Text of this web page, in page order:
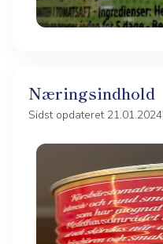
Næringsindhold
Sidst opdateret 21.01.2024